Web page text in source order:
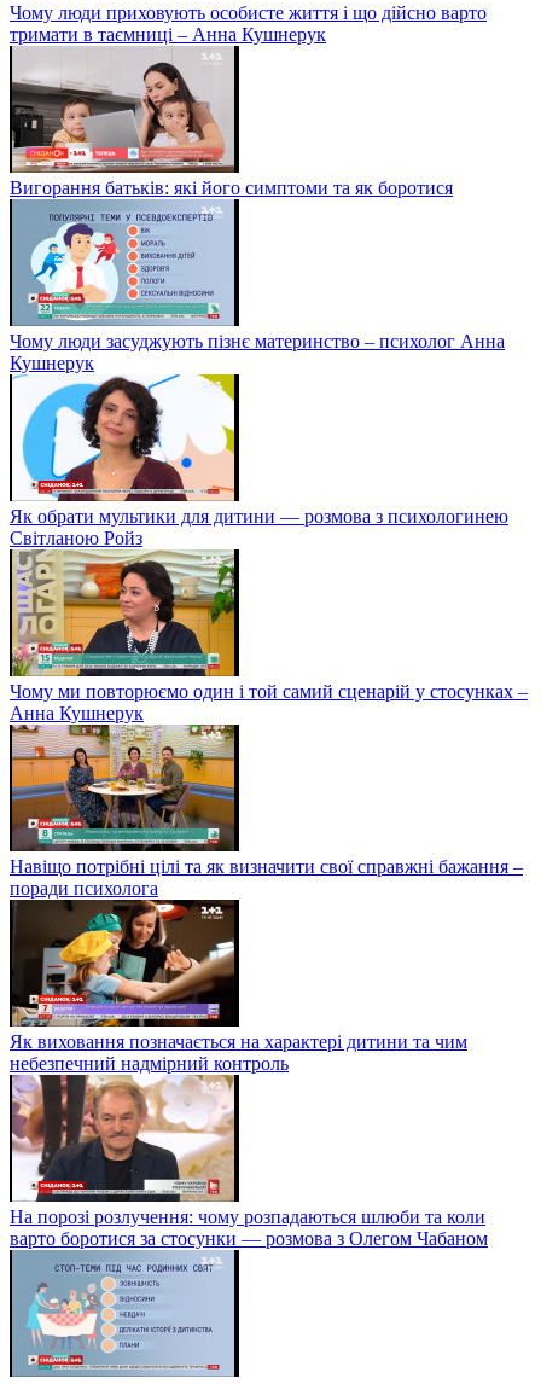
Чому люди приховують особисте життя і що дійсно варто
тримати в таємниці – Анна Кушнерук
Вигорання батьків: які його симптоми та як боротися
Чому люди засуджують пізнє материнство – психолог Анна
Кушнерук
Як обрати мультики для дитини — розмова з психологинею
Світланою Ройз
Чому ми повторюємо один і той самий сценарій у стосунках –
Анна Кушнерук
Навіщо потрібні цілі та як визначити свої справжні бажання –
поради психолога
Як виховання позначається на характері дитини та чим
небезпечний надмірний контроль
На порозі розлучення: чому розпадаються шлюби та коли
варто боротися за стосунки — розмова з Олегом Чабаном